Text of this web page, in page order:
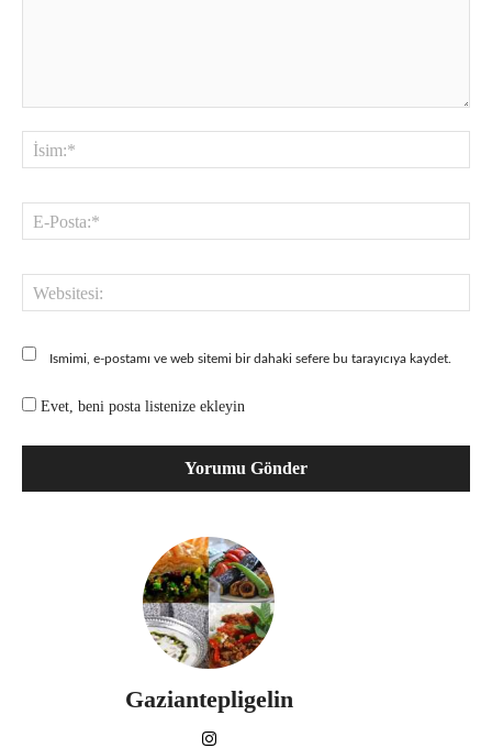
Ismimi, e-postamı ve web sitemi bir dahaki sefere bu tarayıcıya kaydet.
Evet, beni posta listenize ekleyin
Gaziantepligelin